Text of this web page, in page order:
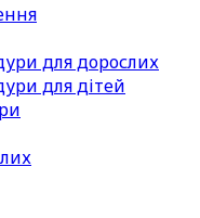
для дорослих
для дітей